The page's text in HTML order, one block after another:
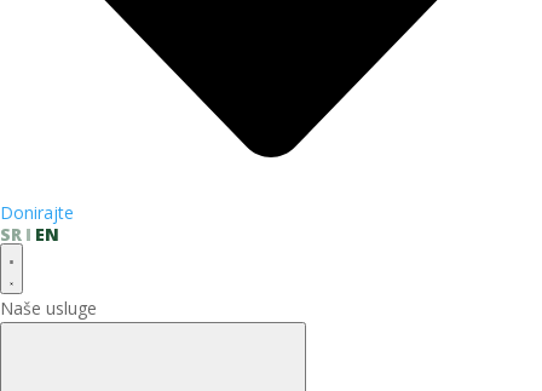
Donirajte
SR
EN
Naše usluge